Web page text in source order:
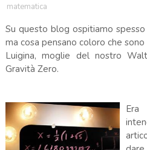
matematica
Su questo blog ospitiamo
ma cosa pensano coloro che
Luigina, moglie del nostro
Gravità Zero.